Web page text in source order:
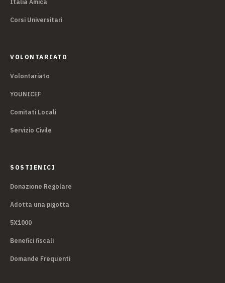
Italia Amica
Corsi Universitari
VOLONTARIATO
Volontariato
YOUNICEF
Comitati Locali
Servizio Civile
SOSTIENICI
Donazione Regolare
Adotta una pigotta
5X1000
Benefici fiscali
Domande Frequenti